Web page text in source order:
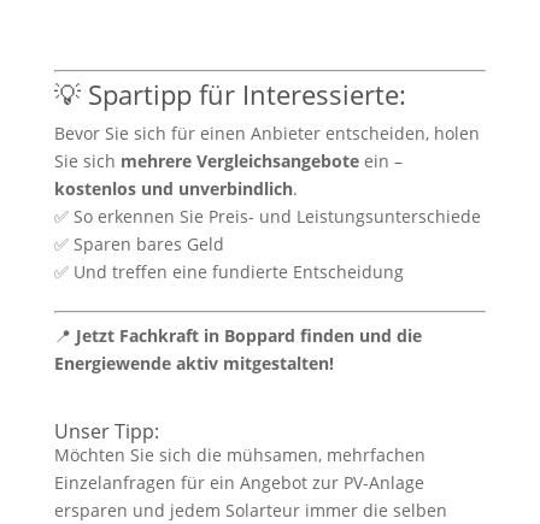
💡 Spartipp für Interessierte:
Bevor Sie sich für einen Anbieter entscheiden, holen
Sie sich mehrere Vergleichsangeboteein –
kostenlos und unverbindlich.
✅ So erkennen Sie Preis- und Leistungsunterschiede
✅ Sparen bares Geld
✅ Und treffen eine fundierte Entscheidung
📍 Jetzt Fachkraft in Boppard finden und die
Energiewende aktiv mitgestalten!
Unser Tipp:
Möchten Sie sich die mühsamen, mehrfachen
Einzelanfragen für ein Angebot zur PV-Anlage
ersparen und jedem Solarteur immer die selben